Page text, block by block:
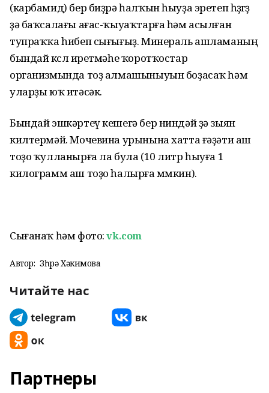
(карбамид) бер биҙрә һалҡын һыуҙа эретеп һөҙөгөҙ
ҙә баҡсалағы ағас-ҡыуаҡтарға һәм асылған
тупраҡҡа һибеп сығығыҙ. Минераль ашламаның
бындай көслө иретмәһе ҡоротҡостар
организмында тоҙ алмашыныуын боҙасаҡ һәм
уларҙы юҡ итәсәк.
Бындай эшкәртеү кешегә бер ниндәй ҙә зыян
килтермәй. Мочевина урынына хатта ғәҙәти аш
тоҙо ҡулланырға ла була (10 литр һыуға 1
килограмм аш тоҙо һалырға мөмкин).
Сығанаҡ һәм фото:vk.com
Автор: Зөһрә Хәкимова
Читайте нас
Партнеры